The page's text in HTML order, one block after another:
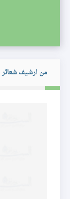
من ارشيف شعائر